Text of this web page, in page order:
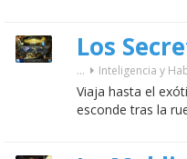
... Inteligencia y
Viaja hasta el
esconde tras la